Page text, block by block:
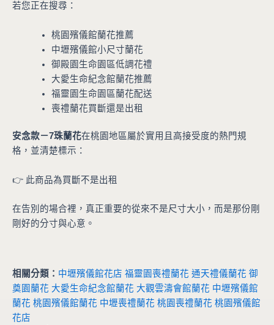
若您正在搜尋：
桃園殯儀館蘭花推薦
中壢殯儀館小尺寸蘭花
御殿園生命園區低調花禮
大愛生命紀念館蘭花推薦
福靈園生命園區蘭花配送
喪禮蘭花買斷還是出租
安念款－7珠蘭花在桃園地區屬於實用且高接受度的熱門規
格，並清楚標示：
👉 此商品為買斷不是出租
在告別的場合裡，真正重要的從來不是尺寸大小，而是那份剛
剛好的分寸與心意。
相關分類： 中壢殯儀館花店 福靈園喪禮蘭花 通天禮儀蘭花 御
奠園蘭花 大愛生命紀念館蘭花 大觀雲濤會館蘭花 中壢殯儀館
蘭花 桃園殯儀館蘭花 中壢喪禮蘭花 桃園喪禮蘭花 桃園殯儀館
花店